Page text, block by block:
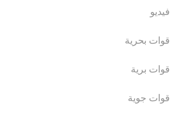
فيديو
قوات بحرية
قوات برية
قوات جوية